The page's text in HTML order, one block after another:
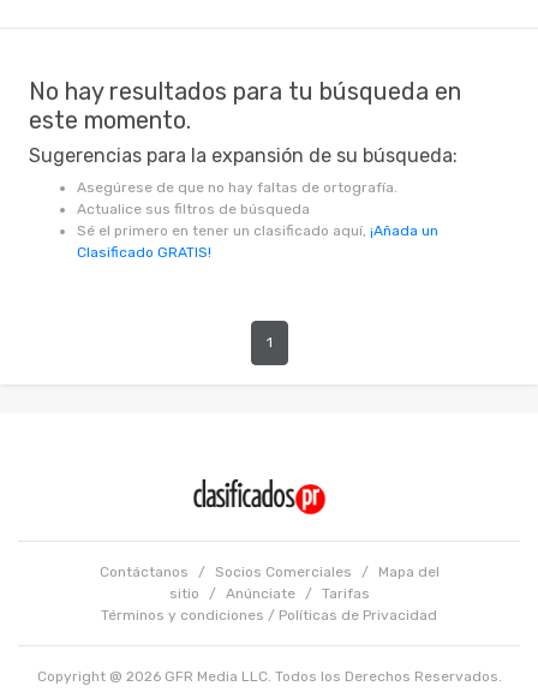
No hay resultados para tu búsqueda en
este momento.
Sugerencias para la expansión de su búsqueda:
Asegúrese de que no hay faltas de ortografía.
Actualice sus filtros de búsqueda
Sé el primero en tener un clasificado aquí, ¡Añada un
Clasificado GRATIS!
1
Contáctanos / Socios Comerciales /
Mapa del
sitio
/ Anúnciate /
Tarifas
Términos y condiciones / Políticas de Privacidad
Copyright @ 2026 GFR Media LLC. Todos los Derechos Reservados.